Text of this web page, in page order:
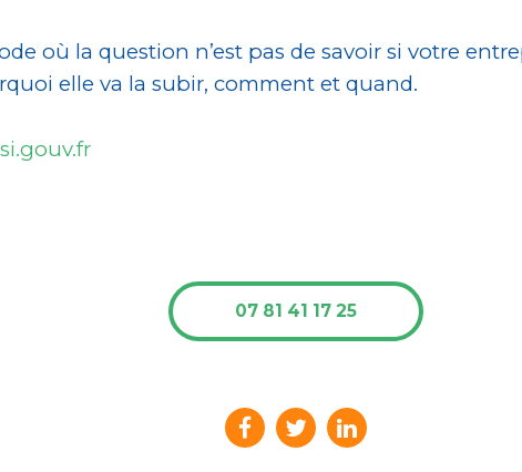
où la question n’est pas de savoir si votre
elle va la subir, comment et quand.
07 81 41 17 25